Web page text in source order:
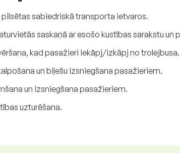
sabiedriskā transporta ietvaros.
saskaņā ar esošo kustības sarakstu un
kad pasažieri iekāpj/izkāpj no trolejbusa.
un biļešu izsniegšana pasažieriem.
un izsniegšana pasažieriem.
uzturēšana.